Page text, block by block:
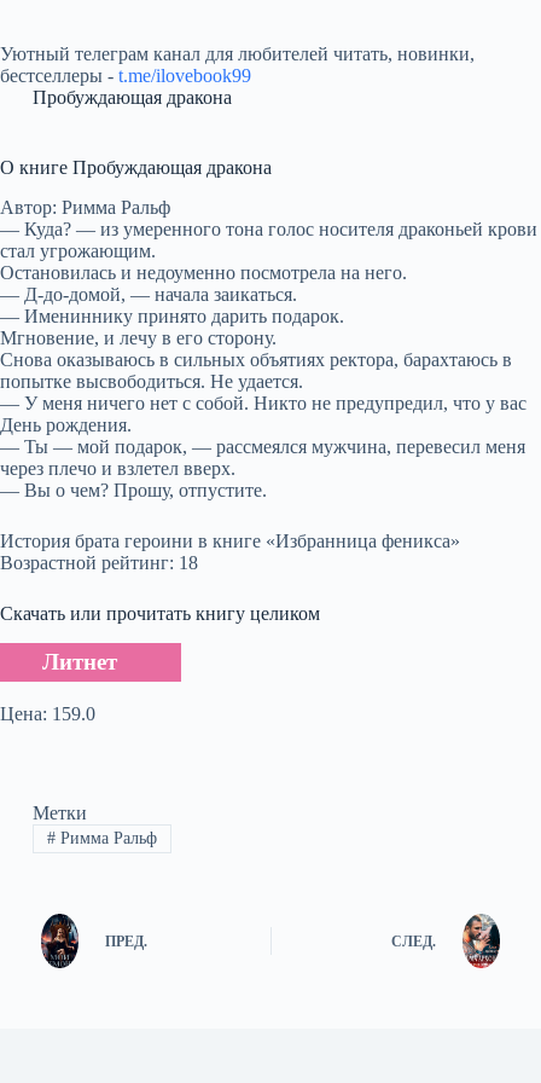
Уютный телеграм канал для любителей читать, новинки,
бестселлеры - t.me/ilovebook99
Пробуждающая дракона
О книге Пробуждающая дракона
Автор: Римма Ральф
— Куда? — из умеренного тона голос носителя драконьей крови
стал угрожающим.
Остановилась и недоуменно посмотрела на него.
— Д-до-домой, — начала заикаться.
— Имениннику принято дарить подарок.
Мгновение, и лечу в его сторону.
Снова оказываюсь в сильных объятиях ректора, барахтаюсь в
попытке высвободиться. Не удается.
— У меня ничего нет с собой. Никто не предупредил, что у вас
День рождения.
— Ты — мой подарок, — рассмеялся мужчина, перевесил меня
через плечо и взлетел вверх.
— Вы о чем? Прошу, отпустите.
История брата героини в книге «Избранница феникса»
Возрастной рейтинг: 18
Скачать или прочитать книгу целиком
Литнет
Цена: 159.0
Метки
#Римма Ральф
ПРЕД. СЛЕД.